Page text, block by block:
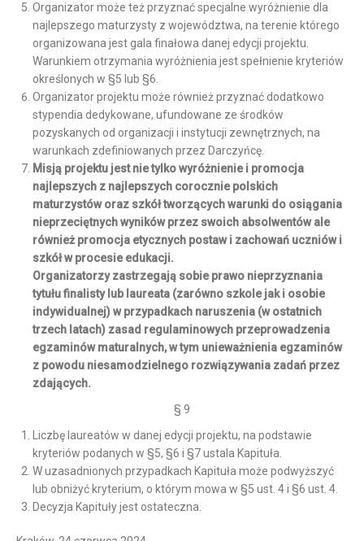
Organizator może też przyznać specjalne wyróżnienie dla
najlepszego maturzysty z województwa, na terenie którego
organizowana jest gala finałowa danej edycji projektu.
Warunkiem otrzymania wyróżnienia jest spełnienie kryteriów
określonych w §5 lub §6.
Organizator projektu może również przyznać dodatkowo
stypendia dedykowane, ufundowane ze środków
pozyskanych od organizacji i instytucji zewnętrznych, na
warunkach zdefiniowanych przez Darczyńcę.
Misją projektu jest nie tylko wyróżnienie i promocja
najlepszych z najlepszych corocznie polskich
maturzystów oraz szkół tworzących warunki do osiągania
nieprzeciętnych wyników przez swoich absolwentów ale
również promocja etycznych postaw i zachowań uczniów i
szkół w procesie edukacji.
Organizatorzy zastrzegają sobie prawo nieprzyznania
tytułu finalisty lub laureata (zarówno szkole jak i osobie
indywidualnej) w przypadkach naruszenia (w ostatnich
trzech latach) zasad regulaminowych przeprowadzenia
egzaminów maturalnych, w tym unieważnienia egzaminów
z powodu niesamodzielnego rozwiązywania zadań przez
zdających.
§ 9
Liczbę laureatów w danej edycji projektu, na podstawie
kryteriów podanych w §5, §6 i §7 ustala Kapituła.
W uzasadnionych przypadkach Kapituła może podwyższyć
lub obniżyć kryterium, o którym mowa w §5 ust. 4 i §6 ust. 4.
Decyzja Kapituły jest ostateczna.